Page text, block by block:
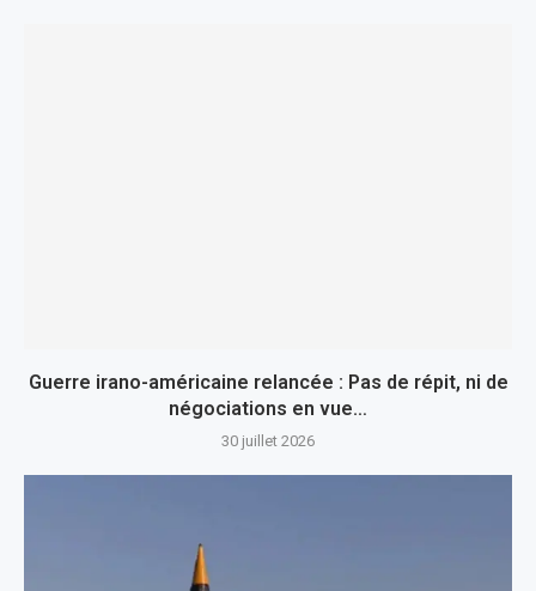
Guerre irano-américaine relancée : Pas de répit, ni de
négociations en vue…
30 juillet 2026